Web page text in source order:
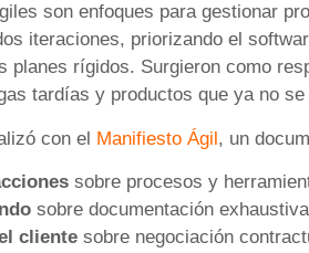
son enfoques para gestionar
iteraciones, priorizando el
planes rígidos. Surgieron como
tardías y productos que ya no
con el Manifiesto Ágil, un
sobre procesos y
sobre documentación
cliente sobre negociación